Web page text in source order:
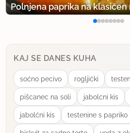
Polnjena paprika na klasičen
KAJ SE DANES KUHA
soćno pecivo rogljićki
pišcanec na soli jabolcni kis
jabolćni kis testenine s papriko